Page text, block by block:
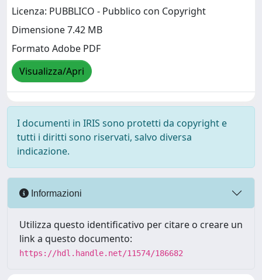
Licenza: PUBBLICO - Pubblico con Copyright
Dimensione 7.42 MB
Formato Adobe PDF
Visualizza/Apri
I documenti in IRIS sono protetti da copyright e
tutti i diritti sono riservati, salvo diversa
indicazione.
Informazioni
Utilizza questo identificativo per citare o creare un
link a questo documento:
https://hdl.handle.net/11574/186682